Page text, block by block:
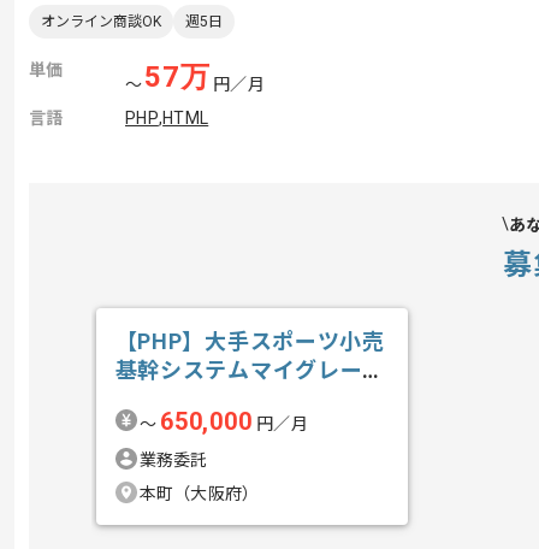
オンライン商談OK 週5日
単価
〜57万 円／月
言語
PHP,HTML
あ
【PHP】大手スポーツ小売
基幹システムマイグレーシ
〜 650,000 円／月
業務委託
本町（大阪府）